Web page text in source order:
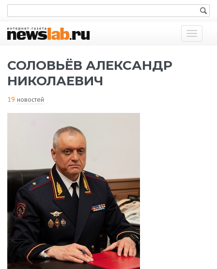
Показать
меню
СОЛОВЬЁВ АЛЕКСАНДР
НИКОЛАЕВИЧ
19 новостей